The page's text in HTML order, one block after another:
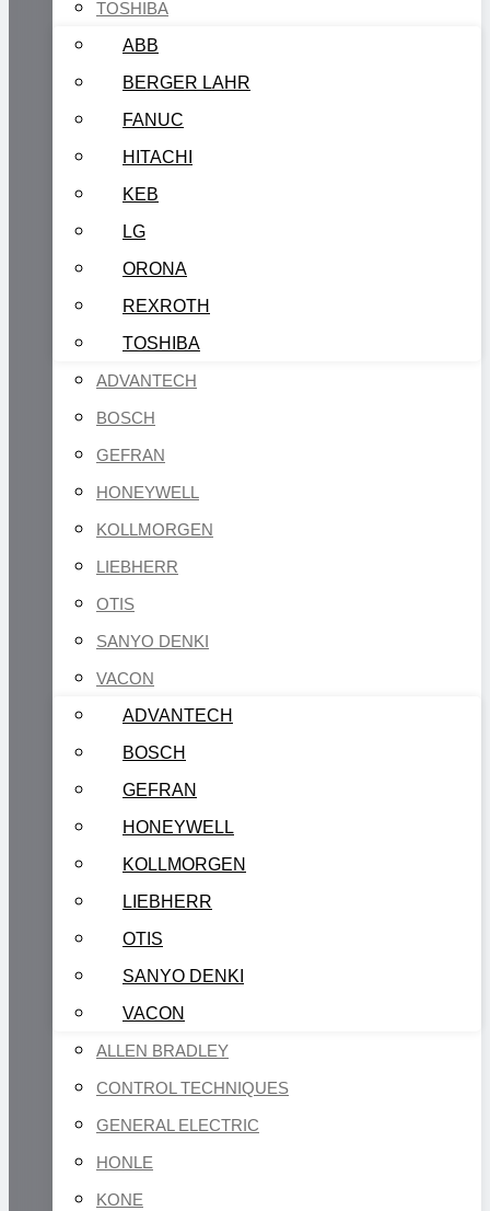
TOSHIBA
ABB
BERGER LAHR
FANUC
HITACHI
KEB
LG
ORONA
REXROTH
TOSHIBA
ADVANTECH
BOSCH
GEFRAN
HONEYWELL
KOLLMORGEN
LIEBHERR
OTIS
SANYO DENKI
VACON
ADVANTECH
BOSCH
GEFRAN
HONEYWELL
KOLLMORGEN
LIEBHERR
OTIS
SANYO DENKI
VACON
ALLEN BRADLEY
CONTROL TECHNIQUES
GENERAL ELECTRIC
HONLE
KONE